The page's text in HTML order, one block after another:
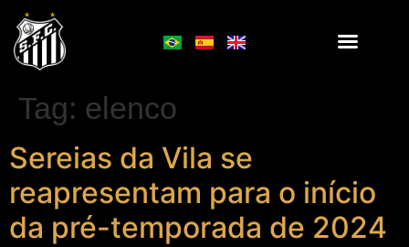
Tag: elenco
Sereias da Vila se
reapresentam para o início
da pré-temporada de 2024